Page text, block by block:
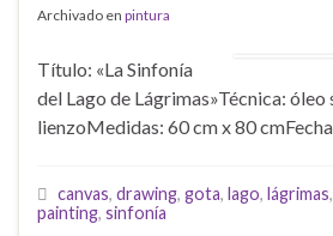
Archivado en pintura
Título: «La Sinfonía
del Lago de Lágrimas»Técnica: óleo
lienzoMedidas: 60 cm x 80
canvas, drawing, gota, lago, lágrimas,
painting, sinfonía